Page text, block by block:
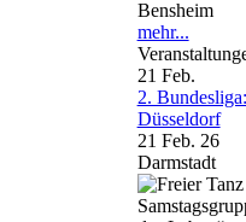
Bensheim
mehr...
21 Feb.
2.
Düsseldorf
21 Feb. 26
Darmstadt